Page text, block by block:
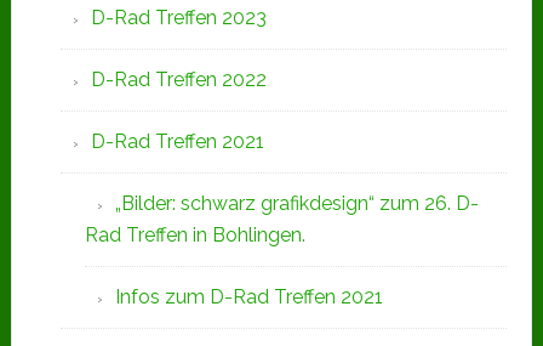
D-Rad Treffen 2023
D-Rad Treffen 2022
D-Rad Treffen 2021
„Bilder: schwarz grafikdesign“ zum 26. D-
Rad Treffen in Bohlingen.
Infos zum D-Rad Treffen 2021